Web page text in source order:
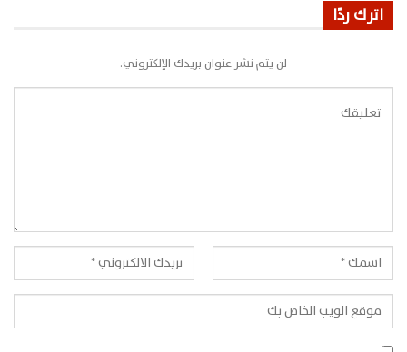
اترك ردًا
لن يتم نشر عنوان بريدك الإلكتروني.